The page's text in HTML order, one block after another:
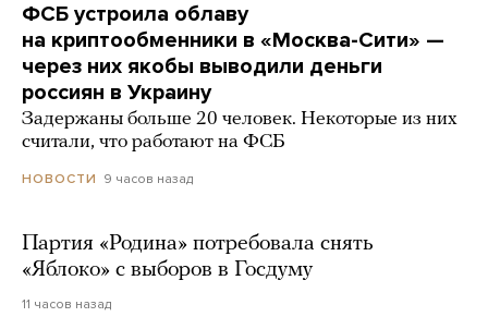
ФСБ устроила облаву
на криптообменники в «Москва-Сити» —
через них якобы выводили деньги
россиян в Украину
Задержаны больше 20 человек. Некоторые из них
считали, что работают на ФСБ
НОВОСТИ 9 часов назад
Партия «Родина» потребовала снять
«Яблоко» с выборов в Госдуму
11 часов назад